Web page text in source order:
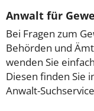
Anwalt für
Bei Fragen zum
Behörden und
wenden Sie
Diesen finden Sie
Anwalt-